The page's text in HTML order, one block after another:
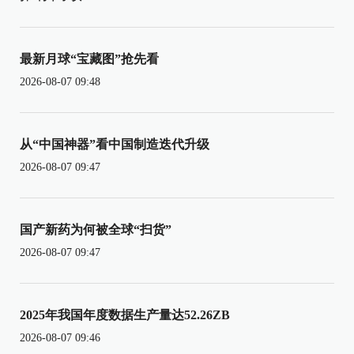
最新月球“宝藏图”抢先看
2026-08-07 09:48
从“中国神器”看中国制造迭代升级
2026-08-07 09:47
国产新药为何被全球“扫货”
2026-08-07 09:47
2025年我国年度数据生产量达52.26ZB
2026-08-07 09:46